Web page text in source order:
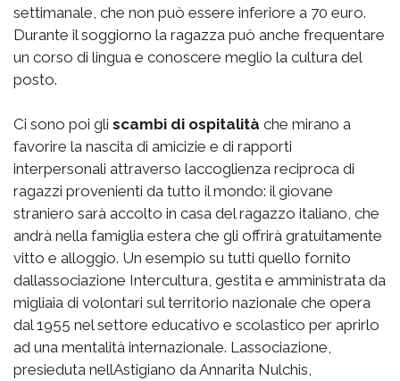
settimanale, che non può essere inferiore a 70 euro.
Durante il soggiorno la ragazza può anche frequentare
un corso di lingua e conoscere meglio la cultura del
posto.
Ci sono poi gli scambi di ospitalità che mirano a
favorire la nascita di amicizie e di rapporti
interpersonali attraverso laccoglienza reciproca di
ragazzi provenienti da tutto il mondo: il giovane
straniero sarà accolto in casa del ragazzo italiano, che
andrà nella famiglia estera che gli offrirà gratuitamente
vitto e alloggio. Un esempio su tutti quello fornito
dallassociazione Intercultura, gestita e amministrata da
migliaia di volontari sul territorio nazionale che opera
dal 1955 nel settore educativo e scolastico per aprirlo
ad una mentalità internazionale. Lassociazione,
presieduta nellAstigiano da Annarita Nulchis,